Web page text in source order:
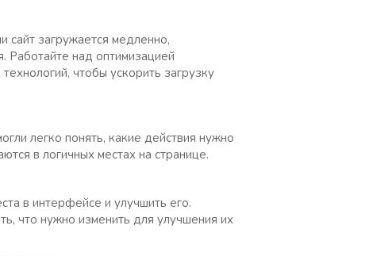
сайт загружается медленно,
Работайте над оптимизацией
чтобы ускорить загрузку
легко понять, какие действия нужно
в логичных местах на странице.
в интерфейсе и улучшить его.
что нужно изменить для улучшения их